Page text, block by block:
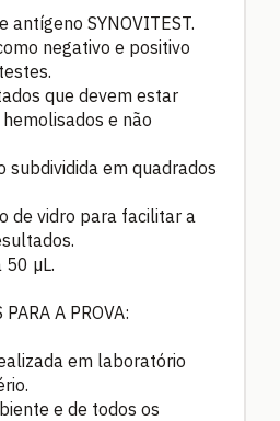
antígeno SYNOVITEST.
negativo e positivo
que devem estar
e não
subdividida em quadrados
de vidro para facilitar a
µL.
A PROVA:
em laboratório
e de todos os